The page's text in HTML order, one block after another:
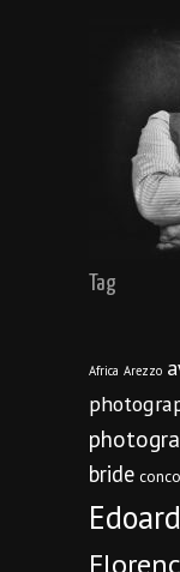
Tag
Africa Arezzo
bride